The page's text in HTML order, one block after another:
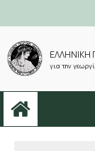
ΕΛΛΗΝΙΚΗ
για την